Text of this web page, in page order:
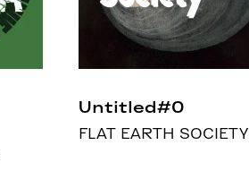
Untitled#0
FLAT EARTH SOCIETY